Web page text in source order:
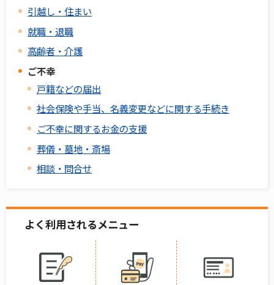
引越し・住まい
就職・退職
高齢者・介護
ご不幸
戸籍などの届出
社会保険や手当、名義変更などに関する手続き
ご不幸に関するお金の支援
葬儀・墓地・斎場
相談・問合せ
よく利用されるメニュー